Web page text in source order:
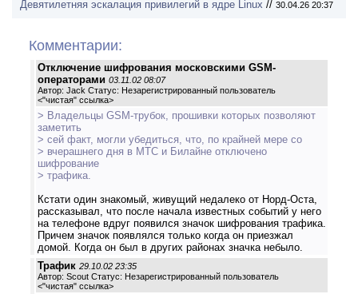
Девятилетняя эскалация привилегий в ядре Linux // 30.04.26 20:37
Комментарии:
Отключение шифрования московскими GSM-
операторами 03.11.02 08:07
Автор: Jack Статус: Незарегистрированный пользователь
<"чистая" ссылка>
> Владельцы GSM-трубок, прошивки которых позволяют
заметить
> сей факт, могли убедиться, что, по крайней мере со
> вчерашнего дня в МТС и Билайне отключено
шифрование
> трафика.
Кстати один знакомый, живущий недалеко от Норд-Оста,
рассказывал, что после начала известных событий у него
на телефоне вдруг появился значок шифрования трафика.
Причем значок появлялся только когда он приезжал
домой. Когда он был в других районах значка небыло.
Трафик 29.10.02 23:35
Автор: Scout Статус: Незарегистрированный пользователь
<"чистая" ссылка>